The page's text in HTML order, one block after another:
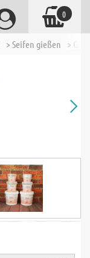
> Seifen gießen >
0